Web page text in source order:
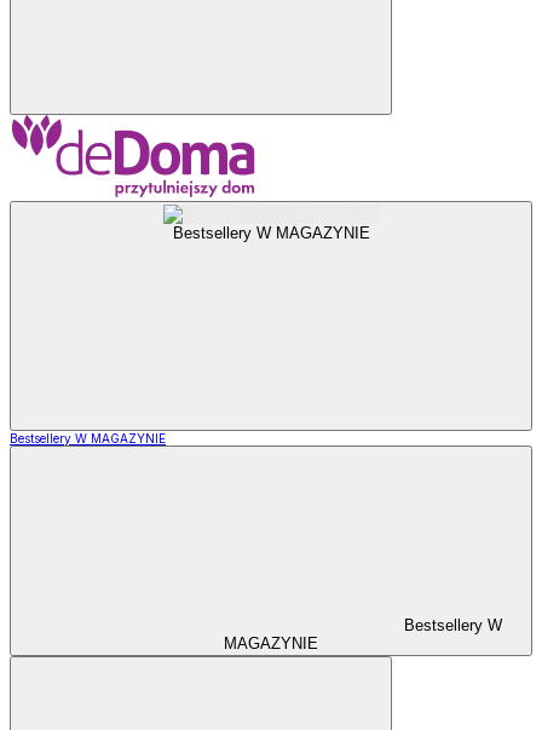
Bestsellery W MAGAZYNIE
Bestsellery W MAGAZYNIE
Bestsellery W
MAGAZYNIE